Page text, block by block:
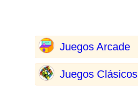
Juegos Arcade
Juegos Clásicos